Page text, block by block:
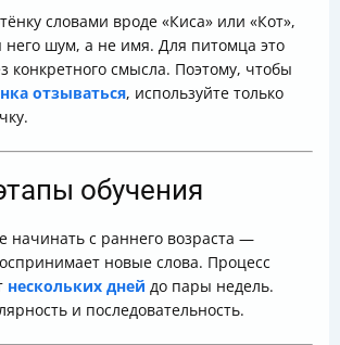
словами вроде «Киса» или «Кот»,
него шум, а не имя. Для питомца это
конкретного смысла. Поэтому, чтобы
отзываться, используйте только
обучения
начинать с раннего возраста —
новые слова. Процесс
нескольких дней до пары недель.
и последовательность.